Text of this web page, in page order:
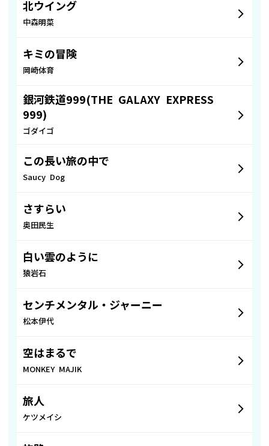
北ウイング
中森明菜
キミの冒険
岡崎体育
銀河鉄道999(THE GALAXY EXPRESS
999)
ゴダイゴ
この長い旅の中で
Saucy Dog
さすらい
奥田民生
白い雲のように
猿岩石
センチメンタル・ジャーニー
松本伊代
空はまるで
MONKEY MAJIK
旅人
ケツメイシ